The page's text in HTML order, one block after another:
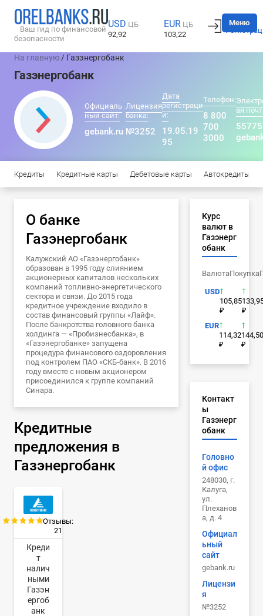
Ваш гид по финансовой
безопасности
USD ЦБ
92,92
EUR ЦБ
103,22
Вход
Меню
На главную / Газэнергобанк
Газэнергобанк
Официаль
ный сайт:
gebank.ru
Лицензия
банка:
№3252
Дата
регистраци
и:
19.05.19
95
Телефон:
8 800
700
3000
ая
Кредиты Кредитные карты Дебетовые карты Автокредиты
О банке
Газэнергобанк
Калужский АО «Газэнергобанк»
образован в 1995 году слиянием
акционерных капиталов нескольких
компаний топливно-энергетического
сектора и связи. До 2015 года
кредитное учреждение входило в
состав финансовый группы «Лайф».
После банкротства головного банка
холдинга — «Пробизнесбанка», в
«Газэнергобанке» запущена
процедура финансового оздоровления
под контролем ПАО «СКБ-банк». В 2016
году вместе с новым акционером
присоединился к группе компаний
Синара.
Кредитные
предложения в
Газэнергобанк
Отзывы:
21
Креди
т
налич
ными
Газэн
ергоб
анк
Курс
валют в
Газэнерг
обанк
ВалютаПокупка
USD
105,85
₽
₽
EUR
114,32
₽
144,50
₽
Контакт
ы
Газэнерг
обанк
Головно
й офис
248030, г.
Калуга,
ул.
Плеханов
а, д. 4
Официал
ьный
сайт
gebank.ru
Лицензи
я
№3252